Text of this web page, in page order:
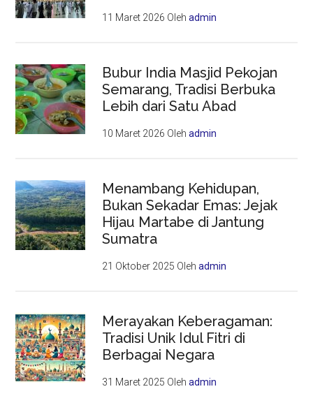
11 Maret 2026 Olehadmin
Bubur India Masjid Pekojan
Semarang, Tradisi Berbuka
Lebih dari Satu Abad
10 Maret 2026 Olehadmin
Menambang Kehidupan,
Bukan Sekadar Emas: Jejak
Hijau Martabe di Jantung
Sumatra
21 Oktober 2025 Olehadmin
Merayakan Keberagaman:
Tradisi Unik Idul Fitri di
Berbagai Negara
31 Maret 2025 Olehadmin